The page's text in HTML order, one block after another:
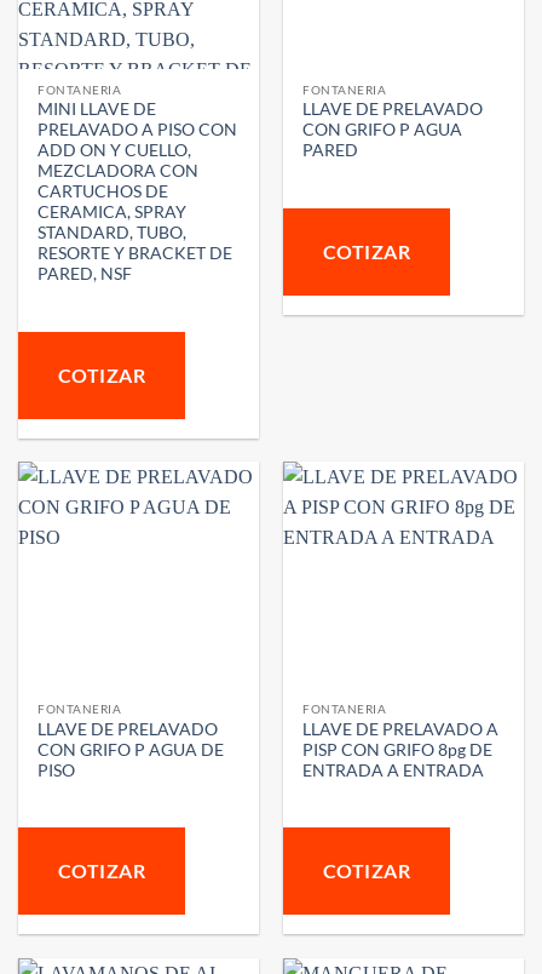
FONTANERIA
MINI LLAVE DE
PRELAVADO A PISO CON
ADD ON Y CUELLO,
MEZCLADORA CON
CARTUCHOS DE
CERAMICA, SPRAY
STANDARD, TUBO,
RESORTE Y BRACKET DE
PARED, NSF
COTIZAR
FONTANERIA
LLAVE DE PRELAVADO
CON GRIFO P AGUA
PARED
COTIZAR
FONTANERIA
LLAVE DE PRELAVADO
CON GRIFO P AGUA DE
PISO
COTIZAR
FONTANERIA
LLAVE DE PRELAVADO A
PISP CON GRIFO 8pg DE
ENTRADA A ENTRADA
COTIZAR